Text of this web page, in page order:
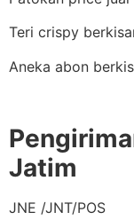
Teri crispy
Aneka abon
Jatim
JNE /JNT/POS